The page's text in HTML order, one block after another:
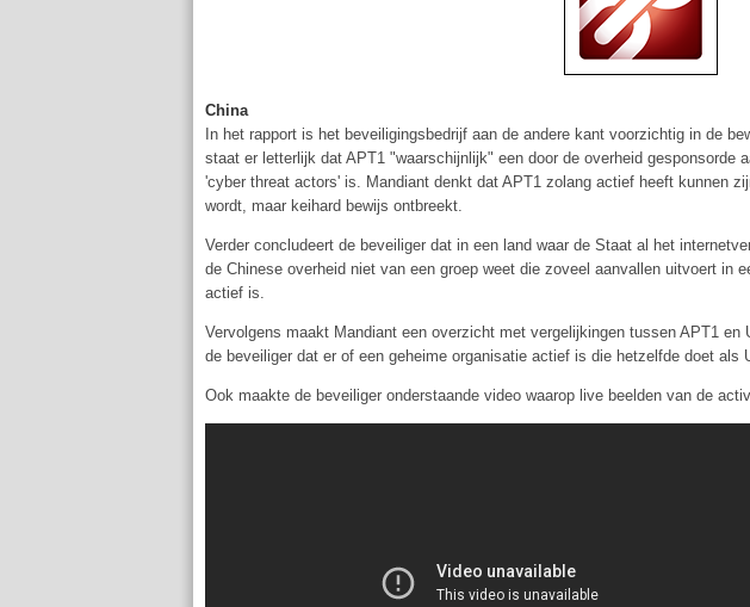
China
In het rapport is het beveiligingsbedrijf aan de andere kant voorzichtig in de
staat er letterlijk dat APT1 "waarschijnlijk" een door de overheid gesponsorde
'cyber threat actors' is. Mandiant denkt dat APT1 zolang actief heeft kunnen
wordt, maar keihard bewijs ontbreekt.
Verder concludeert de beveiliger dat in een land waar de Staat al het
de Chinese overheid niet van een groep weet die zoveel aanvallen uitvoert in
actief is.
Vervolgens maakt Mandiant een overzicht met vergelijkingen tussen APT1 en
de beveiliger dat er of een geheime organisatie actief is die hetzelfde doet als
Ook maakte de beveiliger onderstaande video waarop live beelden van de